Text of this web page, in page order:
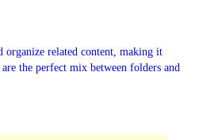
organize related content, making it
the perfect mix between folders and